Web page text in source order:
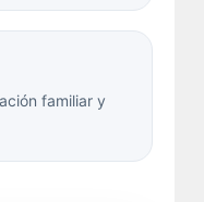
familiar y